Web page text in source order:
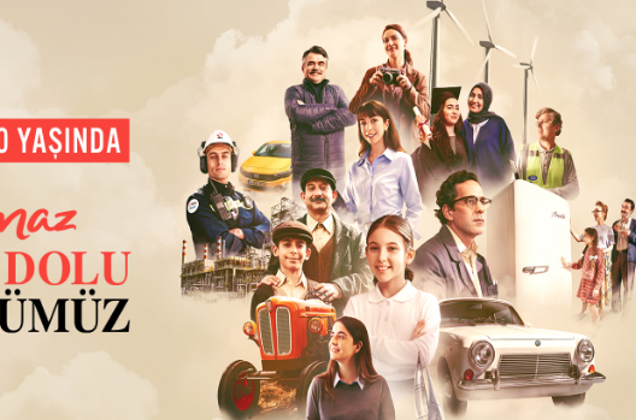
“1 alana 1 bedava” gibi kampanyalar da tüketicinin psikolojisine
kârlı hissetmesini sağlar.
ile Değer Algısı Yaratma
tamamlayıcı ürünlerin bulunduğu alanlarda sıkça tercih edilir. Çünkü
birlikte almaya eğilimli olurlar. Örneğin saç bakım kremi ile
satın alınır. Markalar ise bu iki ürünü tek pakette sunup ayrı ayrı
satar. Böylece tüketici, söz konusu ürünlere daha düşük bir fiyatla sahip
değerli görünür.
Nerelerde
yöntemlerinden biri olan psikolojik fiyatlandırma; perakende, e-
birçok farklı alanda kullanılır. Sektör ve ölçek fark etmeksizin